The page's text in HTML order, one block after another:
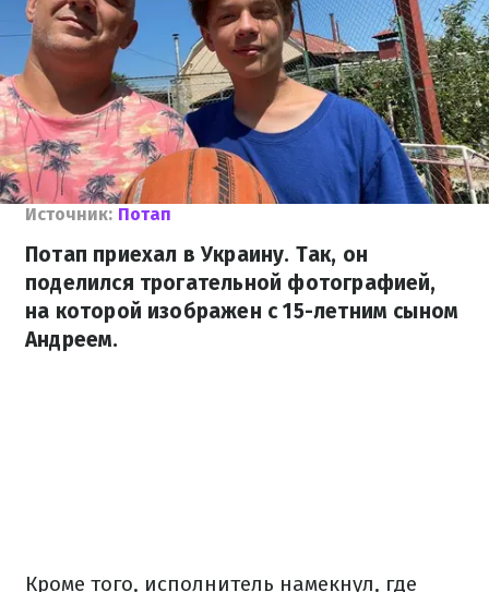
Источник: Потап
Потап приехал в Украину. Так, он
поделился трогательной фотографией,
на которой изображен с 15-летним сыном
Андреем.
Кроме того, исполнитель намекнул, где